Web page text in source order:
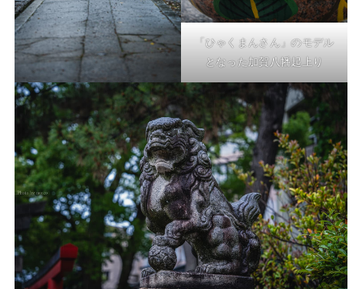
「ひゃくまんさん」のモデル
となった加賀八幡起上り